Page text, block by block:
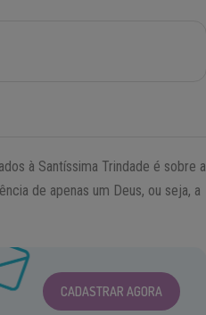
à Santíssima Trindade é sobre a
de apenas um Deus, ou seja, a
CADASTRAR AGORA